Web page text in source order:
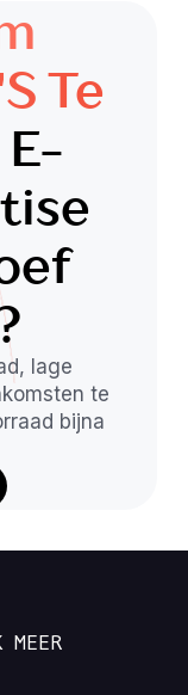
Te
E-
lage
te
bijna
MEER